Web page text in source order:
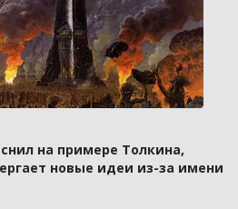
на примере Толкина,
новые идеи из-за имени